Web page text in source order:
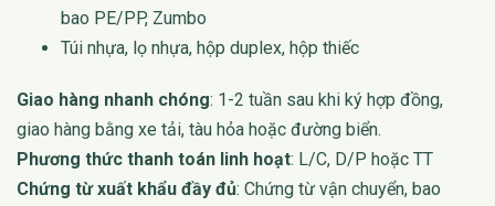
bao PE/PP, Zumbo
Túi nhựa, lọ nhựa, hộp duplex, hộp thiếc
Giao hàng nhanh chóng: 1-2 tuần sau khi ký hợp đồng,
giao hàng bằng xe tải, tàu hỏa hoặc đường biển.
Phương thức thanh toán linh hoạt: L/C, D/P hoặc TT
Chứng từ xuất khẩu đầy đủ: Chứng từ vận chuyển, bao